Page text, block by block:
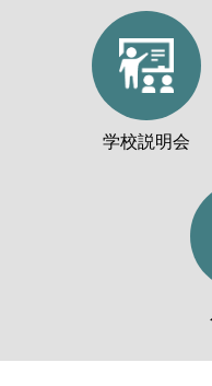
学校説明会